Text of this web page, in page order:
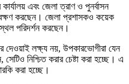
এবং জেলা ত্রাণ ও পুনর্বাসন
করছেন। জেলা প্রশাসকও কয়েক
পরিদর্শন করছেন।
দেওয়াই লক্ষ্য নয়, উপকারভোগীরা যেন
সেটিও নিশ্চিত করার চেষ্টা করা হচ্ছে। এ
করা হচ্ছে।